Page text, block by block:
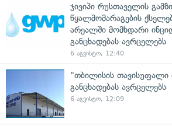
ჯივიპი რუსთაველის
წყალმომარაგების
არეალში მომხდარი
განცხადებას ავრცელებს
6 აგვისტო, 12:40
"თბილისის
განცხადებას ავრცელებს
6 აგვისტო, 12:09